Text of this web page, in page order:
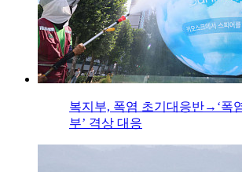
복지부, 폭염 초기대응반→‘폭
부’ 격상 대응